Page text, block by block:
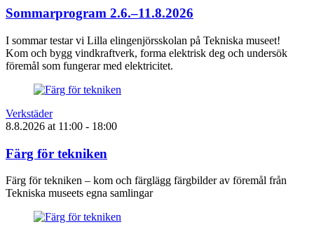
Sommarprogram 2.6.–11.8.2026
I sommar testar vi Lilla elingenjörsskolan på Tekniska museet!
Kom och bygg vindkraftverk, forma elektrisk deg och undersök
föremål som fungerar med elektricitet.
Verkstäder
8.8.2026 at 11:00 - 18:00
Färg för tekniken
Färg för tekniken – kom och färglägg färgbilder av föremål från
Tekniska museets egna samlingar